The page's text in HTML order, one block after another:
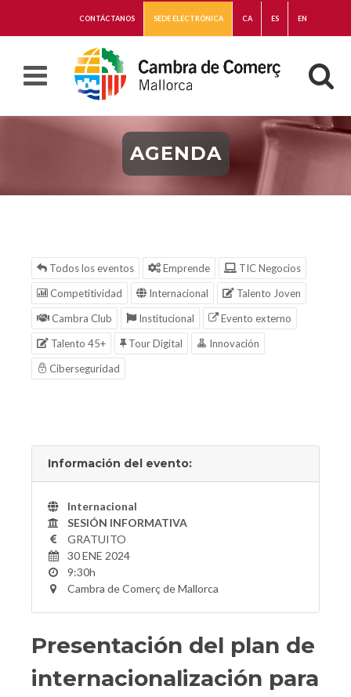
CONTÁCTANOS SEDE ELECTRÓNICA CA ES EN
AGENDA
Todos los eventos Emprende
TIC Negocios
Competitividad
Internacional
Talento Joven
Cambra Club
Institucional
Evento externo
Talento 45+
Tour Digital
Innovación
Ciberseguridad
Información del evento:
Internacional
SESIÓN INFORMATIVA
GRATUITO
30 ENE 2024
9:30h
Cambra de Comerç de Mallorca
Presentación del plan de
internacionalización para